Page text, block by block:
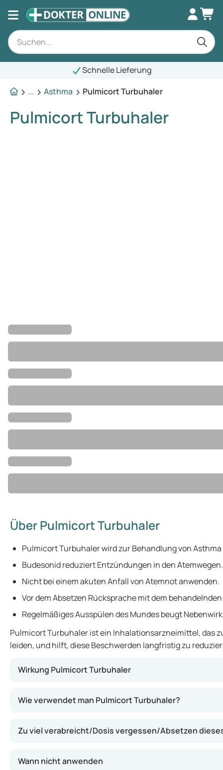
Schnelle Lieferung
...
Asthma Pulmicort Turbuhaler
Pulmicort Turbuhaler
Über Pulmicort Turbuhaler
Pulmicort Turbuhaler wird zur Behandlung von
Budesonid reduziert Entzündungen in den Atemwegen.
Nicht bei einem akuten Anfall von Atemnot anwenden.
Vor dem Absetzen Rücksprache mit dem
Regelmäßiges Ausspülen des Mundes beugt
Pulmicort Turbuhaler ist ein Inhalationsarzneimittel, das
leiden, und hilft, diese Beschwerden langfristig zu
Wirkung Pulmicort Turbuhaler
Wie verwendet man Pulmicort Turbuhaler?
Zu viel verabreicht/Dosis vergessen/Absetzen
Wann nicht anwenden